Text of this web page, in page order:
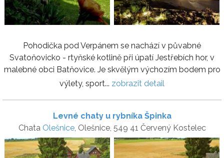
Pohodička pod Verpánem se nachází v půvabné
Svatoňovicko - rtyňské kotlině při úpatí Jestřebích hor, v
malebné obci Batňovice. Je skvělým výchozím bodem pro
výlety, sport... zobrazit detail
Levné chaty u rybníka Špinka
Chata Olešnice, Olešnice, 549 41 Červený Kostelec